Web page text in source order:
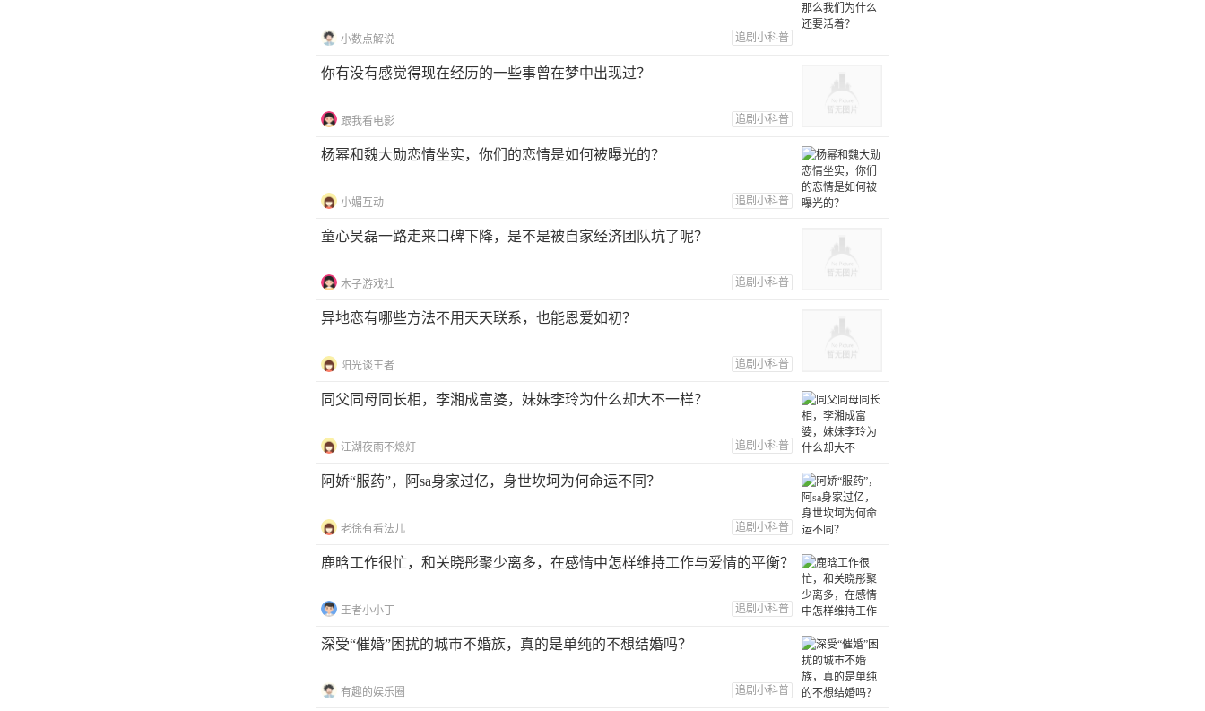
小数点解说 追剧小科普
你有没有感觉得现在经历的一些事曾在梦中出现过？
跟我看电影 追剧小科普
杨幂和魏大勋恋情坐实，你们的恋情是如何被曝光的？
小媚互动 追剧小科普
童心吴磊一路走来口碑下降，是不是被自家经济团队坑了呢？
木子游戏社 追剧小科普
异地恋有哪些方法不用天天联系，也能恩爱如初？
阳光谈王者 追剧小科普
同父同母同长相，李湘成富婆，妹妹李玲为什么却大不一样？
江湖夜雨不熄灯 追剧小科普
阿娇“服药”，阿sa身家过亿，身世坎坷为何命运不同？
老徐有看法儿 追剧小科普
鹿晗工作很忙，和关晓彤聚少离多，在感情中怎样维持工作与爱情的平衡？
王者小小丁 追剧小科普
深受“催婚”困扰的城市不婚族，真的是单纯的不想结婚吗？
有趣的娱乐圈 追剧小科普